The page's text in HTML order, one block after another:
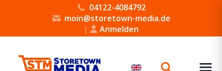
04122-4084792
moin@storetown-media.de
|
Anmelden